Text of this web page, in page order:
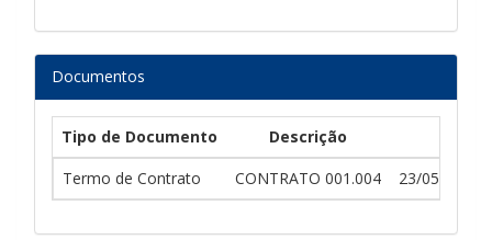
Documentos
Tipo de Documento Descrição
Termo de Contrato
CONTRATO 001.004 23/05/2026